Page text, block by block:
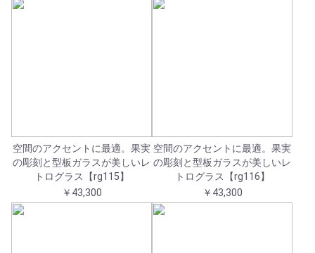
空間のアクセントに最適。果実
の彫刻と型板ガラスが美しいレ
トログラス【rg115】
￥43,300
空間のアクセントに最適。果実
の彫刻と型板ガラスが美しいレ
トログラス【rg116】
￥43,300